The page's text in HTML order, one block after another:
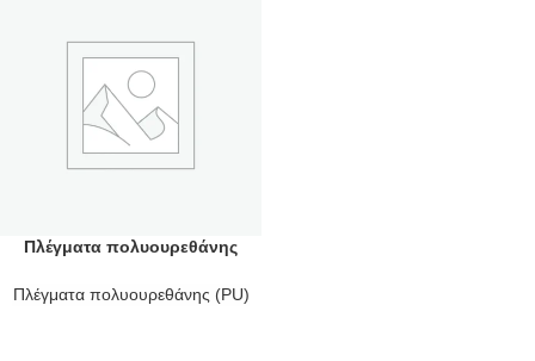
Πλέγματα πολυουρεθάνης
Πλέγματα πολυουρεθάνης (PU)